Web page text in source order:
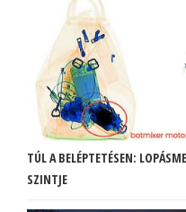
TÚL A BELÉPTETÉSEN:
SZINTJE